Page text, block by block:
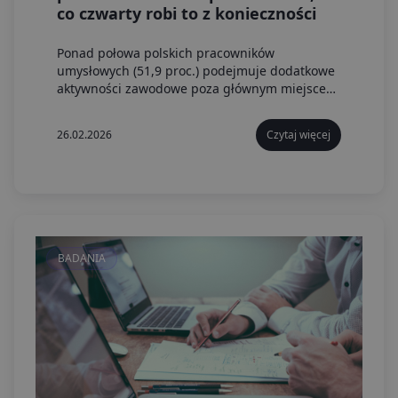
co czwarty robi to z konieczności
Ponad połowa polskich pracowników
umysłowych (51,9 proc.) podejmuje dodatkowe
aktywności zawodowe poza głównym miejscem
przyznaje, że nie jest w stanie utrzymać się z
jednego źródła dochodu.
26.02.2026 Czytaj więcej
BADANIA